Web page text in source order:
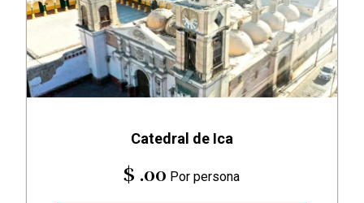
Catedral de Ica
$ .00 Por persona